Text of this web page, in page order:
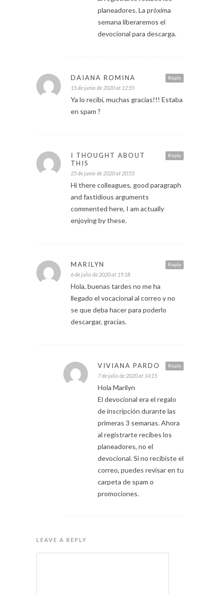
planeadores. La próxima
semana liberaremos el
devocional para descarga.
Reply
DAIANA ROMINA
15 de junio de 2020 at 12:55
Ya lo recibí, muchas gracias!!! Estaba
en spam ?
Reply
I THOUGHT ABOUT
THIS
25 de junio de 2020 at 20:55
Hi there colleagues, good paragraph
and fastidious arguments
commented here, I am actually
enjoying by these.
Reply
MARILYN
6 de julio de 2020 at 19:18
Hola, buenas tardes no me ha
llegado el vocacional al correo y no
se que deba hacer para poderlo
descargar, gracias.
Reply
VIVIANA PARDO
7 de julio de 2020 at 14:15
Hola Marilyn
El devocional era el regalo
de inscripción durante las
primeras 3 semanas. Ahora
al registrarte recibes los
planeadores, no el
devocional. Si no recibiste el
correo, puedes revisar en tu
carpeta de spam o
promociones.
LEAVE A REPLY